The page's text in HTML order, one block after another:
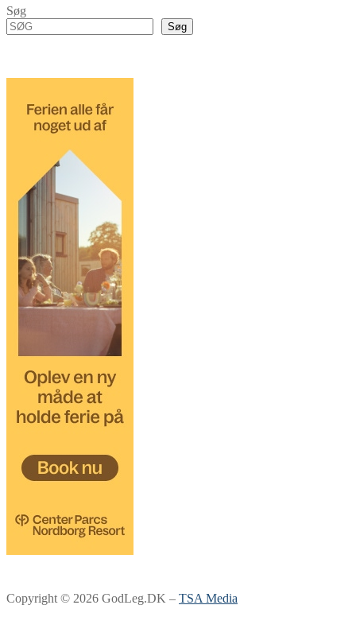
Søg
Søg
Copyright © 2026 GodLeg.DK – TSA Media